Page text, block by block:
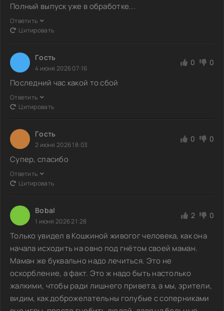
Полный выпуск уже в обработке...
Ответить
Цитировать
Гoсть
4 июня 2026 07:16
0 0
Последний час какой то сбой
Ответить
Цитировать
Гoсть
2 июня 2026 18:03
0 0
Супер, спасибо
Ответить
Цитировать
Bobal
1 июня 2026 21:28
2 0
Только увидел в Кошкиной живогог человека, как она
начала исходить на овно под гнётом своей маман.
Маман же буквально надо лечиться. Это не
оскорбление, а факт. Это ж надо быть настолько
жалкими, чтобы ради лишнего привета, а мы, зрители,
видим, как доброжелательны голубые с соперниками